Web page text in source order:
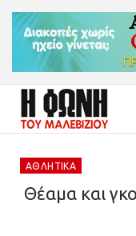
ΑΘΛΗΤΙΚΆ
Θέαμα και